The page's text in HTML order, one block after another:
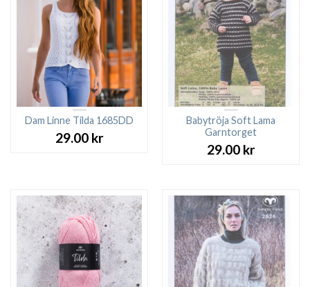
Dam Linne Tilda 1685DD
29.00 kr
Babytröja Soft Lama
Garntorget
29.00 kr